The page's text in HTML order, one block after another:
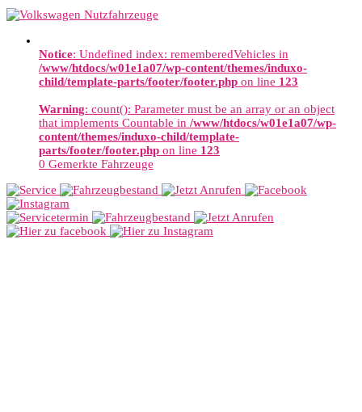
Notice: Undefined index: rememberedVehicles in
/www/htdocs/w01e1a07/wp-content/themes/induxo-
child/template-parts/footer/footer.php on line 123
Warning: count(): Parameter must be an array or an object
that implements Countable in /www/htdocs/w01e1a07/wp-
content/themes/induxo-child/template-
parts/footer/footer.php on line 123
0 Gemerkte Fahrzeuge